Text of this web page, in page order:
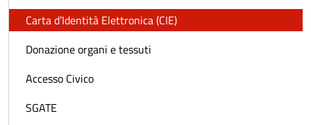
Carta d’Identità Elettronica (CIE)
Donazione organi e tessuti
Accesso Civico
SGATE